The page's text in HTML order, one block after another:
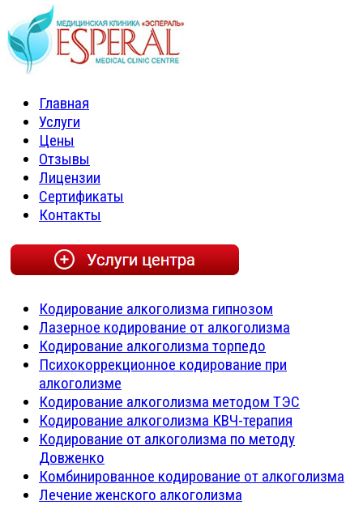
Главная
Услуги
Цены
Отзывы
Лицензии
Сертификаты
Контакты
Кодирование алкоголизма гипнозом
Лазерное кодирование от алкоголизма
Кодирование алкоголизма торпедо
Психокоррекционное кодирование при
алкоголизме
Кодирование алкоголизма методом ТЭС
Кодирование алкоголизма КВЧ-терапия
Кодирование от алкоголизма по методу
Довженко
Комбинированное кодирование от алкоголизма
Лечение женского алкоголизма